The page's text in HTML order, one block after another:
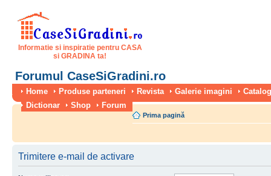
Informatie si inspiratie pentru CASA
si GRADINA ta!
Forumul CaseSiGradini.ro
Home Produse parteneri Revista Galerie imagini
Dictionar
Shop Forum
Prima pagină
Trimitere e-mail de activare